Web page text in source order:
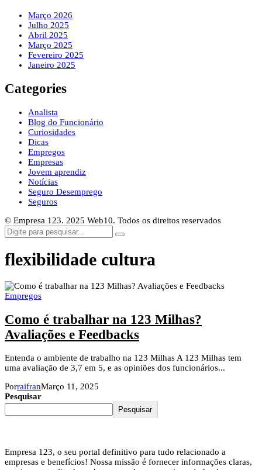
Março 2026
Julho 2025
Abril 2025
Março 2025
Fevereiro 2025
Janeiro 2025
Categories
Analista
Blog do Funcionário
Curiosidades
Dicas
Empregos
Empresas
Jovem aprendiz
Notícias
Seguro Desemprego
Seguros
© Empresa 123. 2025 Web10. Todos os direitos reservados
flexibilidade cultura
Empregos
Como é trabalhar na 123 Milhas?
Avaliações e Feedbacks
Entenda o ambiente de trabalho na 123 Milhas A 123 Milhas tem
uma avaliação de 3,7 em 5, e as opiniões dos funcionários...
PorraifranMarço 11, 2025
Pesquisar
Pesquisar
Empresa 123, o seu portal definitivo para tudo relacionado a
empresas e benefícios! Nossa missão é fornecer informações claras,